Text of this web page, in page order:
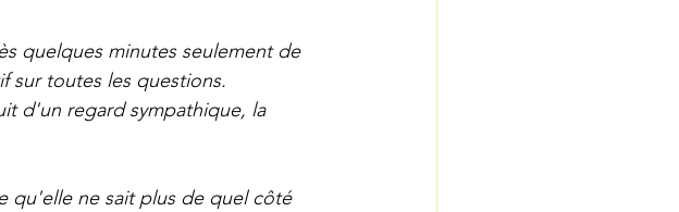
quelques minutes seulement de
sur toutes les questions.
d'un regard sympathique, la
qu'elle ne sait plus de quel côté